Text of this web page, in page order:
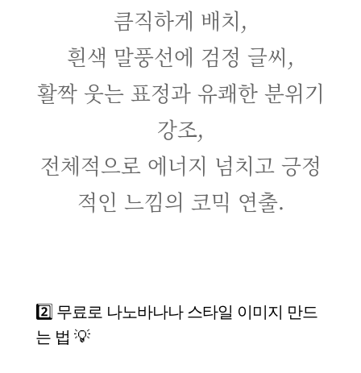
큼직하게 배치,
흰색 말풍선에 검정 글씨,
활짝 웃는 표정과 유쾌한 분위기
강조,
전체적으로 에너지 넘치고 긍정
적인 느낌의 코믹 연출.
2️⃣ 무료로 나노바나나 스타일 이미지 만드
는 법 💡